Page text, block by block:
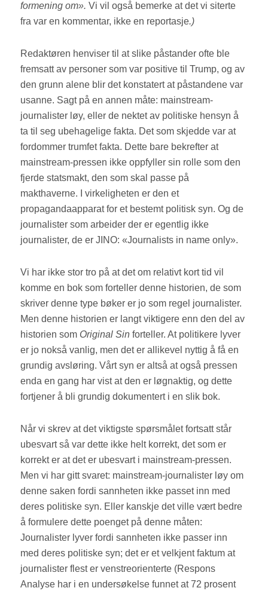
formening om».Vi vil også bemerke at det vi siterte
fra var en kommentar, ikke en reportasje.)
Redaktøren henviser til at slike påstander ofte ble
fremsatt av personer som var positive til Trump, og av
den grunn alene blir det konstatert at påstandene var
usanne. Sagt på en annen måte: mainstream-
journalister løy, eller de nektet av politiske hensyn å
ta til seg ubehagelige fakta. Det som skjedde var at
fordommer trumfet fakta. Dette bare bekrefter at
mainstream-pressen ikke oppfyller sin rolle som den
fjerde statsmakt, den som skal passe på
makthaverne. I virkeligheten er den et
propagandaapparat for et bestemt politisk syn. Og de
journalister som arbeider der er egentlig ikke
journalister, de er JINO: «Journalists in name only».
Vi har ikke stor tro på at det om relativt kort tid vil
komme en bok som forteller denne historien, de som
skriver denne type bøker er jo som regel journalister.
Men denne historien er langt viktigere enn den del av
historien som Original Sinforteller. At politikere lyver
er jo nokså vanlig, men det er allikevel nyttig å få en
grundig avsløring. Vårt syn er altså at også pressen
enda en gang har vist at den er løgnaktig, og dette
fortjener å bli grundig dokumentert i en slik bok.
Når vi skrev at det viktigste spørsmålet fortsatt står
ubesvart så var dette ikke helt korrekt, det som er
korrekt er at det er ubesvart i mainstream-pressen.
Men vi har gitt svaret: mainstream-journalister løy om
denne saken fordi sannheten ikke passet inn med
deres politiske syn. Eller kanskje det ville vært bedre
å formulere dette poenget på denne måten:
Journalister lyver fordi sannheten ikke passer inn
med deres politiske syn; det er et velkjent faktum at
journalister flest er venstreorienterte (Respons
Analyse har i en undersøkelse funnet at 72 prosent